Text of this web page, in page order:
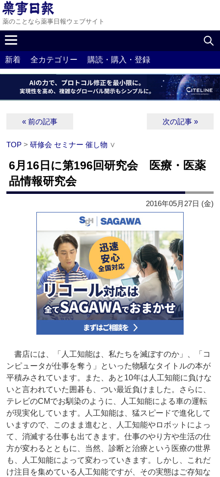
薬のことなら薬事日報ウェブサイト
新着 全カテゴリー 購読・購入・登録
« 前の記事 次の記事 »
TOP >研修会 セミナー 催し物 ∨
6月16日に第196回研究会 医療・医薬
品情報研究会
2016年05月27日 (金)
書店には、「人工知能は、私たちを滅ぼすのか」、「コ
ンピュータが仕事を奪う」といった物騒なタイトルの本が
平積みされています。また、あと10年は人工知能に負けな
いと言われていた囲碁も、つい最近負けました。さらに、
テレビのCMでお馴染のように、人工知能による車の運転
が現実化しています。人工知能は、猛スピードで進化して
いますので、このまま進むと、人工知能やロボットによっ
て、消滅する仕事も出てきます。仕事のやり方や生活の仕
方が変わるとともに、当然、診断と治療という医療の世界
も、人工知能によって変わっていきます。しかし、これだ
け注目を集めている人工知能ですが、その実態はご存知な